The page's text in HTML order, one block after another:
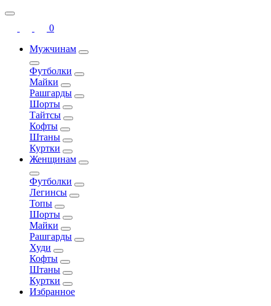
0
Мужчинам
Футболки
Майки
Рашгарды
Шорты
Тайтсы
Кофты
Штаны
Куртки
Женщинам
Футболки
Легинсы
Топы
Шорты
Майки
Рашгарды
Худи
Кофты
Штаны
Куртки
Избранное